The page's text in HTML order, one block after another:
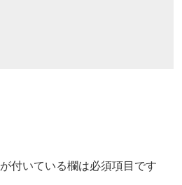
が付いている欄は必須項目です